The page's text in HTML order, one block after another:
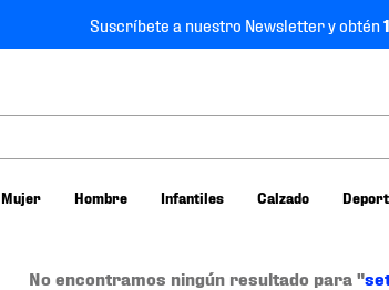
Suscríbete a nuestro Newsletter y obtén
Mujer Hombre Infantiles Calzado
No encontramos ningún resultado para "